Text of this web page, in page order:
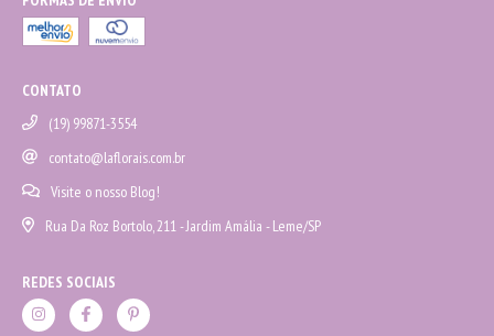
CONTATO
(19) 99871-3554
contato@laflorais.com.br
Visite o nosso Blog!
Rua Da Roz Bortolo, 211 - Jardim Amália - Leme/SP
REDES SOCIAIS